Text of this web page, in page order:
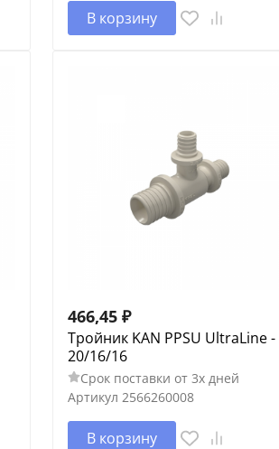
В корзину
466,45 ₽
Тройник KAN PPSU UltraLine -
20/16/16
Срок поставки от 3х дней
Артикул 2566260008
В корзину